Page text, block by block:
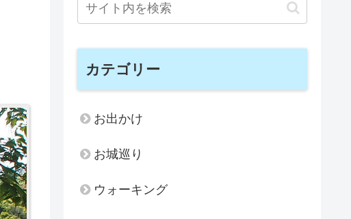
カテゴリー
お出かけ
お城巡り
ウォーキング